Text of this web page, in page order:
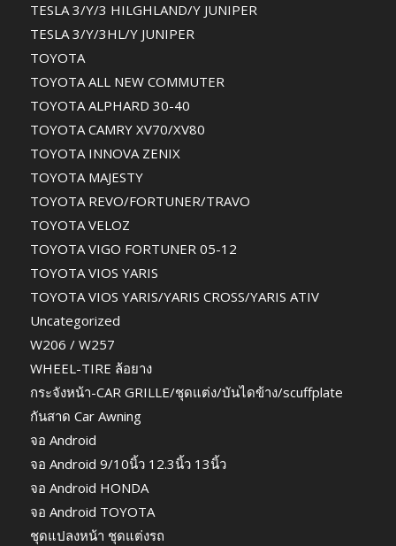
TESLA 3/Y/3 HILGHLAND/Y JUNIPER
TESLA 3/Y/3HL/Y JUNIPER
TOYOTA
TOYOTA ALL NEW COMMUTER
TOYOTA ALPHARD 30-40
TOYOTA CAMRY XV70/XV80
TOYOTA INNOVA ZENIX
TOYOTA MAJESTY
TOYOTA REVO/FORTUNER/TRAVO
TOYOTA VELOZ
TOYOTA VIGO FORTUNER 05-12
TOYOTA VIOS YARIS
TOYOTA VIOS YARIS/YARIS CROSS/YARIS ATIV
Uncategorized
W206 / W257
WHEEL-TIRE ล้อยาง
กระจังหน้า-CAR GRILLE/ชุดแต่ง/บันไดข้าง/scuffplate
กันสาด Car Awning
จอ Android
จอ Android 9/10นิ้ว 12.3นิ้ว 13นิ้ว
จอ Android HONDA
จอ Android TOYOTA
ชุดแปลงหน้า ชุดแต่งรถ